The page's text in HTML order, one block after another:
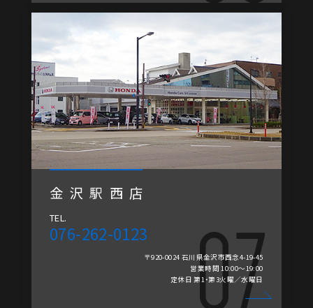
金沢駅西店
TEL.
076-262-0123
〒920-0024 石川県金沢市西念4-19-45
営業時間 10:00～19:00
定休日 第1・第3火曜／水曜日